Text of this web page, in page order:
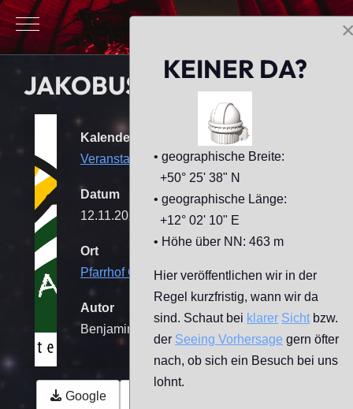
Mobile Menu Toggle
JAKOBUS-ASTRO-KIDS
Kalender
Veranstaltungen
Datum
12.11.2026
17:00 - 19:00
Ort
Pfarrhof Geilsdorf [Sternwarte]
Autor
Benjamin Mende
Google
KEINER DA?
• geographische Breite:
+50° 25' 38" N
• geographische Länge:
+12° 02' 10" E
• Höhe über NN: 463 m
Hier veröffentlichen wir in der
Regel kurzfristig, wann wir da
sind. Schaut bei klarer Sichtbzw.
der Seeing Vorhersage gern öfter
nach, ob sich ein Besuch bei uns
lohnt.